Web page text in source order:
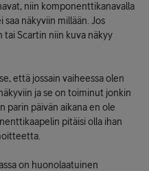
niin komponenttikanavalla
näkyviin millään. Jos
Scartin niin kuva näkyy
että jossain vaiheessa olen
ja se on toiminut jonkin
parin päivän aikana en ole
pitäisi olla ihan
on huonolaatuinen